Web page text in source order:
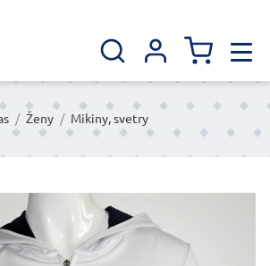
/ Ženy / Mikiny, svetry